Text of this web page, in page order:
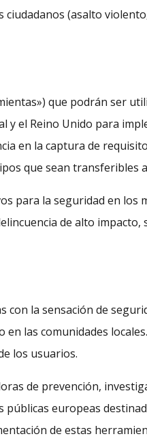
(asalto
que podrán ser
el Reino Unido para
en la captura de
que sean transferibles
para la seguridad en los
de alto
la sensación de
las comunidades
los usuarios.
de prevención,
europeas
de estas